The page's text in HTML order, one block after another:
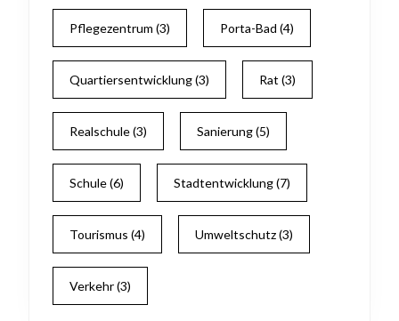
Pflegezentrum (3) Porta-Bad (4)
Quartiersentwicklung(3) Rat (3)
Realschule(3) Sanierung(5)
Schule(6) Stadtentwicklung(7)
Tourismus (4) Umweltschutz(3)
Verkehr(3)